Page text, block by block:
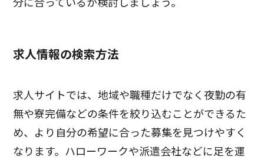
求人情報の検索方法
求人サイトでは、地域や職種だけでなく夜勤の有
無や寮完備などの条件を絞り込むことができるた
め、より自分の希望に合った募集を見つけやすく
なります。ハローワークや派遣会社などに足を運